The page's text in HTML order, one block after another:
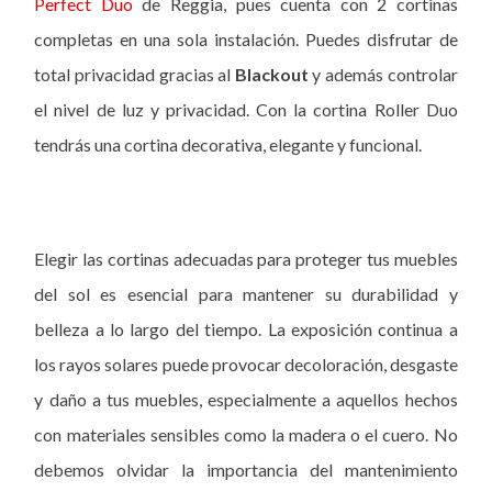
completas en una sola instalación. Puedes disfrutar de
total privacidad gracias al Blackout y además controlar
el nivel de luz y privacidad. Con la cortina Roller Duo
tendrás una cortina decorativa, elegante y funcional.
Elegir las cortinas adecuadas para proteger tus muebles
del sol es esencial para mantener su durabilidad y
belleza a lo largo del tiempo. La exposición continua a
los rayos solares puede provocar decoloración, desgaste
y daño a tus muebles, especialmente a aquellos hechos
con materiales sensibles como la madera o el cuero. No
debemos olvidar la importancia del mantenimiento